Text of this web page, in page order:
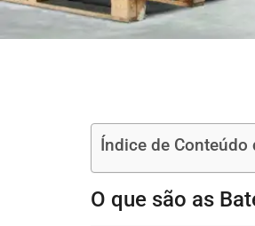
Índice de Conteúdo
O que são as